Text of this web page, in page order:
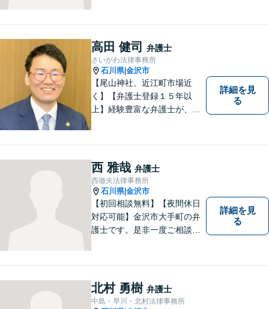
高田 健司 弁護士
さいがわ法律事務所
石川県|金沢市
【尾山神社、近江町市場近
く】【弁護士登録１５年以
上】経験豊富な弁護士が、誠
詳細を見
る
西 雅哉 弁護士
西徹夫法律事務所
石川県|金沢市
【初回相談無料】【夜間休日
対応可能】金沢市大手町の弁
護士です。是非一度ご相談く
詳細を見
る
北村 勇樹 弁護士
中島・早川・北村法律事務所